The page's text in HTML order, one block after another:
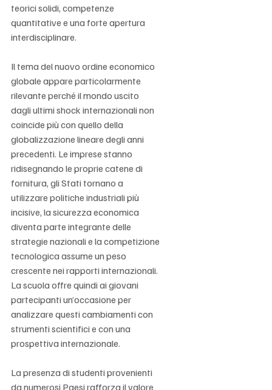
teorici solidi, competenze
quantitative e una forte apertura
interdisciplinare.
Il tema del nuovo ordine economico
globale appare particolarmente
rilevante perché il mondo uscito
dagli ultimi shock internazionali non
coincide più con quello della
globalizzazione lineare degli anni
precedenti. Le imprese stanno
ridisegnando le proprie catene di
fornitura, gli Stati tornano a
utilizzare politiche industriali più
incisive, la sicurezza economica
diventa parte integrante delle
strategie nazionali e la competizione
tecnologica assume un peso
crescente nei rapporti internazionali.
La scuola offre quindi ai giovani
partecipanti un’occasione per
analizzare questi cambiamenti con
strumenti scientifici e con una
prospettiva internazionale.
La presenza di studenti provenienti
da numerosi Paesi rafforza il valore